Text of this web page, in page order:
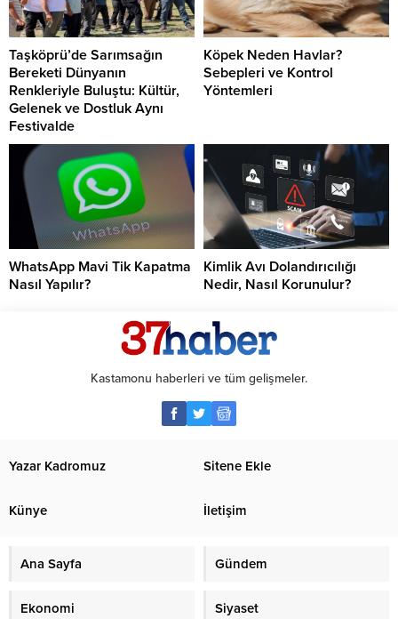
Taşköprü’de Sarımsağın
Bereketi Dünyanın
Renkleriyle Buluştu: Kültür,
Gelenek ve Dostluk Aynı
Festivalde
Köpek Neden Havlar?
Sebepleri ve Kontrol
Yöntemleri
WhatsApp Mavi Tik Kapatma
Nasıl Yapılır?
Kimlik Avı Dolandırıcılığı
Nedir, Nasıl Korunulur?
Kastamonu haberleri ve tüm gelişmeler.
Yazar Kadromuz Sitene Ekle
Künye İletişim
Ana Sayfa Gündem
Ekonomi Siyaset